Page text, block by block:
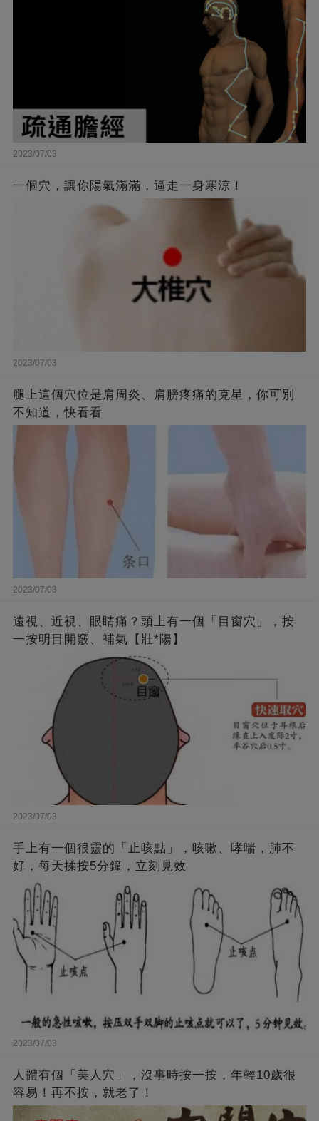
2023/07/03
一個穴，讓你陽氣滿滿，逼走一身寒涼！
2023/07/03
腿上這個穴位是肩周炎、肩膀疼痛的克星，你可別
不知道，快看看
2023/07/03
遠視、近視、眼睛痛？頭上有一個「目窗穴」，按
一按明目開竅、補氣【壯*陽】
2023/07/03
手上有一個很靈的「止咳點」，咳嗽、哮喘，肺不
好，每天揉按5分鐘，立刻見效
2023/07/03
人體有個「美人穴」，沒事時按一按，年輕10歲很
容易！再不按，就老了！